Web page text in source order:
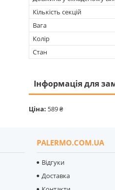
Кількість секцій
Вага
Колір
Стан
Інформація для
Ціна: 589 ₴
PALERMO.COM.UA
Відгуки
Доставка